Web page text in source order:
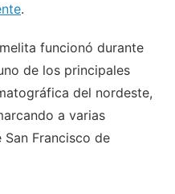
.
funcionó durante
de los principales
del nordeste,
a varias
Francisco de